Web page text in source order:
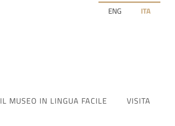
ENG ITA
IL MUSEO IN LINGUA FACILE VISITA